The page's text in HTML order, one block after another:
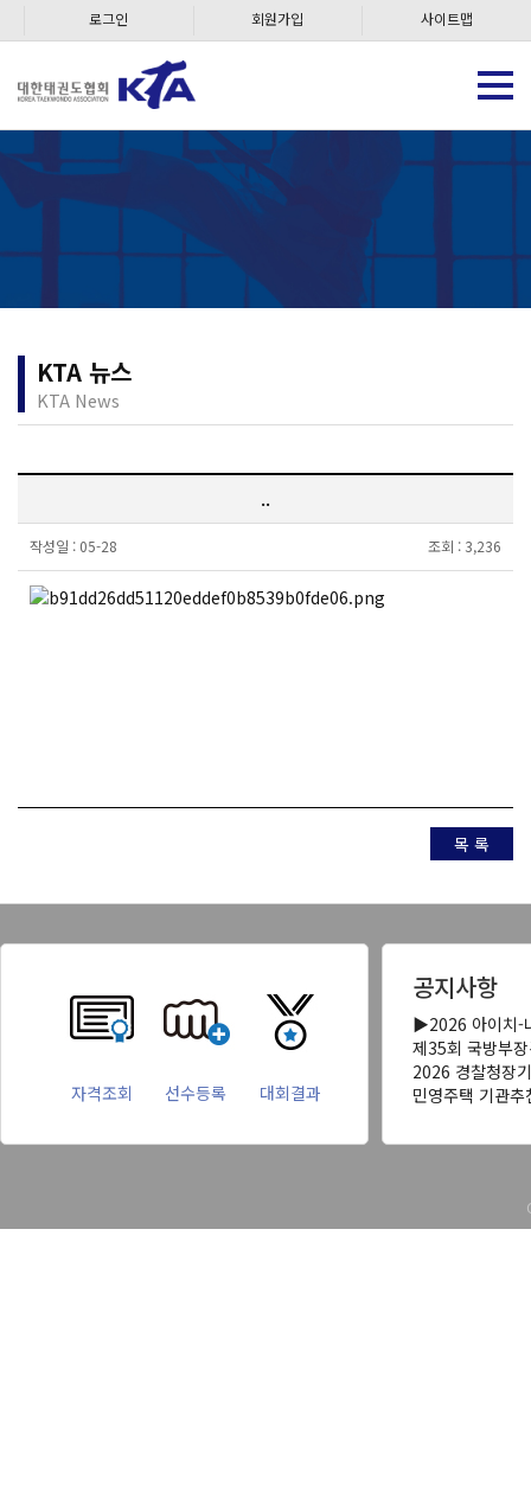
로그인 회원가입 사이트맵
KTA 뉴스
KTA News
..
작성일 : 05-28 조회 : 3,236
목 록
자격조회 선수등록 대회결과
공지사항
▶2026 아이치-
제35회 국방부
2026 경찰청장
민영주택 기관